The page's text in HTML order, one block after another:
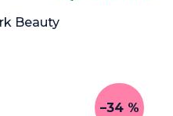
Beauty
–34 %